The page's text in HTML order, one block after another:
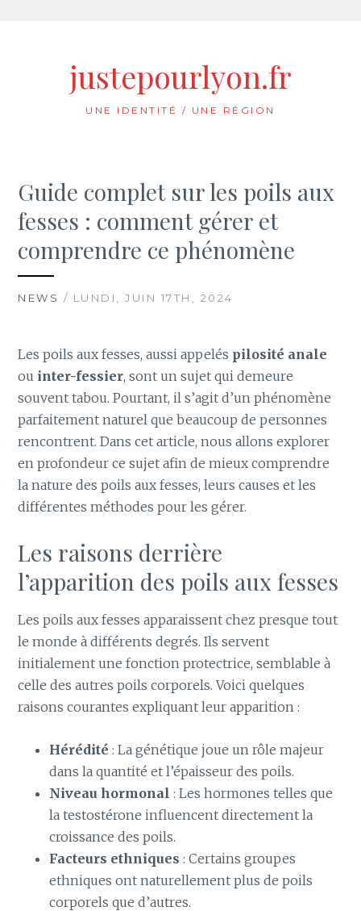
justepourlyon.fr
UNE IDENTITÉ / UNE RÉGION
Guide complet sur les poils aux
fesses : comment gérer et
comprendre ce phénomène
NEWS / LUNDI, JUIN 17TH, 2024
Les poils aux fesses, aussi appelés pilosité anale
ou inter-fessier, sont un sujet qui demeure
souvent tabou. Pourtant, il s’agit d’un phénomène
parfaitement naturel que beaucoup de personnes
rencontrent. Dans cet article, nous allons explorer
en profondeur ce sujet afin de mieux comprendre
la nature des poils aux fesses, leurs causes et les
différentes méthodes pour les gérer.
Les raisons derrière
l’apparition des poils aux fesses
Les poils aux fesses apparaissent chez presque tout
le monde à différents degrés. Ils servent
initialement une fonction protectrice, semblable à
celle des autres poils corporels. Voici quelques
raisons courantes expliquant leur apparition :
Hérédité : La génétique joue un rôle majeur
dans la quantité et l’épaisseur des poils.
Niveau hormonal : Les hormones telles que
la testostérone influencent directement la
croissance des poils.
Facteurs ethniques : Certains groupes
ethniques ont naturellement plus de poils
corporels que d’autres.